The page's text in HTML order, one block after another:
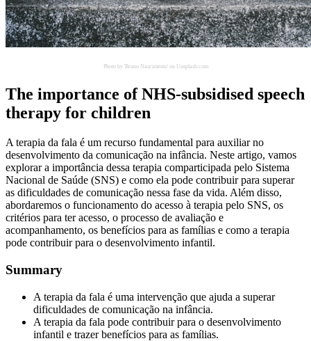
Photo by 'Bruno Nascimento' on Unsplash.com
The importance of NHS-subsidised speech
therapy for children
A terapia da fala é um recurso fundamental para auxiliar no
desenvolvimento da comunicação na infância. Neste artigo, vamos
explorar a importância dessa terapia comparticipada pelo Sistema
Nacional de Saúde (SNS) e como ela pode contribuir para superar
as dificuldades de comunicação nessa fase da vida. Além disso,
abordaremos o funcionamento do acesso à terapia pelo SNS, os
critérios para ter acesso, o processo de avaliação e
acompanhamento, os benefícios para as famílias e como a terapia
pode contribuir para o desenvolvimento infantil.
Summary
A terapia da fala é uma intervenção que ajuda a superar
dificuldades de comunicação na infância.
A terapia da fala pode contribuir para o desenvolvimento
infantil e trazer benefícios para as famílias.